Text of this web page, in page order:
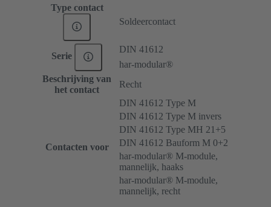
Type contact
Soldeercontact
Serie
DIN 41612
har-modular®
Beschrijving van
het contact
Recht
Contacten voor
DIN 41612 Type M
DIN 41612 Type M invers
DIN 41612 Type MH 21+5
DIN 41612 Bauform M 0+2
har-modular® M-module,
mannelijk, haaks
har-modular® M-module,
mannelijk, recht